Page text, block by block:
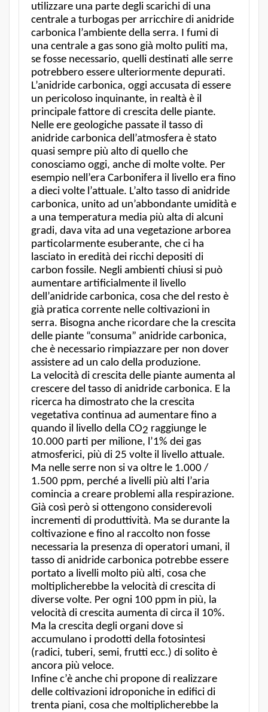
utilizzare una parte degli scarichi di una
centrale a turbogas per arricchire di anidride
carbonica l’ambiente della serra. I fumi di
una centrale a gas sono già molto puliti ma,
se fosse necessario, quelli destinati alle serre
potrebbero essere ulteriormente depurati.
L’anidride carbonica, oggi accusata di essere
un pericoloso inquinante, in realtà è il
principale fattore di crescita delle piante.
Nelle ere geologiche passate il tasso di
anidride carbonica dell’atmosfera è stato
quasi sempre più alto di quello che
conosciamo oggi, anche di molte volte. Per
esempio nell’era Carbonifera il livello era fino
a dieci volte l’attuale. L’alto tasso di anidride
carbonica, unito ad un’abbondante umidità e
a una temperatura media più alta di alcuni
gradi, dava vita ad una vegetazione arborea
particolarmente esuberante, che ci ha
lasciato in eredità dei ricchi depositi di
carbon fossile. Negli ambienti chiusi si può
aumentare artificialmente il livello
dell’anidride carbonica, cosa che del resto è
già pratica corrente nelle coltivazioni in
serra. Bisogna anche ricordare che la crescita
delle piante “consuma” anidride carbonica,
che è necessario rimpiazzare per non dover
assistere ad un calo della produzione.
La velocità di crescita delle piante aumenta al
crescere del tasso di anidride carbonica. E la
ricerca ha dimostrato che la crescita
vegetativa continua ad aumentare fino a
quando il livello della CO2 raggiunge le
10.000 parti per milione, l’1% dei gas
atmosferici, più di 25 volte il livello attuale.
Ma nelle serre non si va oltre le 1.000 /
1.500 ppm, perché a livelli più alti l’aria
comincia a creare problemi alla respirazione.
Già così però si ottengono considerevoli
incrementi di produttività. Ma se durante la
coltivazione e fino al raccolto non fosse
necessaria la presenza di operatori umani, il
tasso di anidride carbonica potrebbe essere
portato a livelli molto più alti, cosa che
moltiplicherebbe la velocità di crescita di
diverse volte. Per ogni 100 ppm in più, la
velocità di crescita aumenta di circa il 10%.
Ma la crescita degli organi dove si
accumulano i prodotti della fotosintesi
(radici, tuberi, semi, frutti ecc.) di solito è
ancora più veloce.
Infine c’è anche chi propone di realizzare
delle coltivazioni idroponiche in edifici di
trenta piani, cosa che moltiplicherebbe la